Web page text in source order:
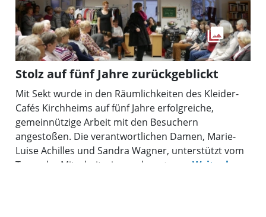
Stolz auf fünf Jahre zurückgeblickt
Mit Sekt wurde in den Räumlichkeiten des Kleider-
Cafés Kirchheims auf fünf Jahre erfolgreiche,
gemeinnützige Arbeit mit den Besuchern
angestoßen. Die verantwortlichen Damen, Marie-
Luise Achilles und Sandra Wagner, unterstützt vom
Team der Mitarbeiterinnen, konnten stolz auf ihre